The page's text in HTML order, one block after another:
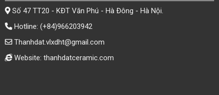
Số 47 TT20 - KĐT Văn Phú - Hà Đông - Hà Nội.
Hotline: (+84)966203942
Thanhdat.vlxdht@gmail.com
Website: thanhdatceramic.com